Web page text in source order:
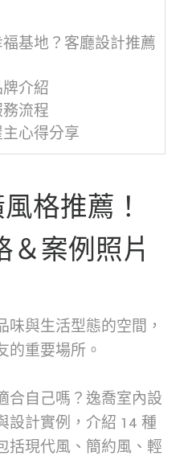
基地？客廳設計推薦
牌介紹
務流程
主心得分享
格推薦！
＆案例照片
與生活型態的空間，
的重要場所。
合自己嗎？逸喬室內設
設計實例，介紹 14 種
括現代風、簡約風、輕